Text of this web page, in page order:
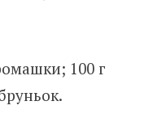
100 г